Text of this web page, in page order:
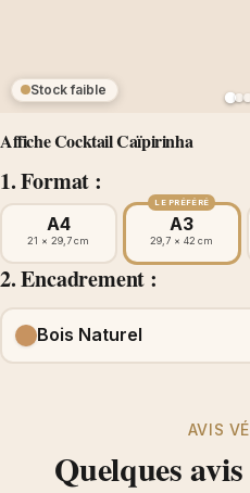
Affiche Cocktail Caïpirinha
1. Format :
Stock faible
A4
21 × 29,7 cm
LE PRÉFÉRÉ
A3
29,7 × 42 cm
2. Encadrement :
Bois Naturel
AVIS
Quelques